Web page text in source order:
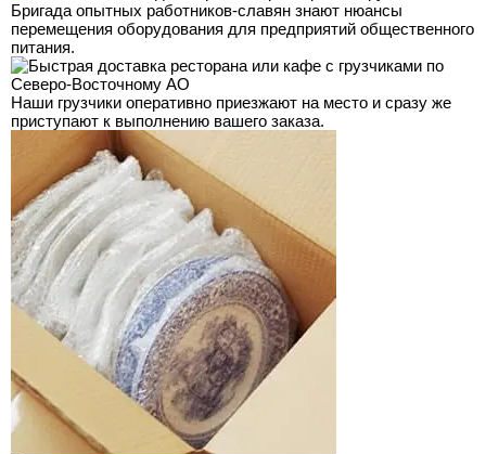
Бригада опытных работников-славян знают нюансы
перемещения оборудования для предприятий общественного
питания.
Наши грузчики оперативно приезжают на место и сразу же
приступают к выполнению вашего заказа.